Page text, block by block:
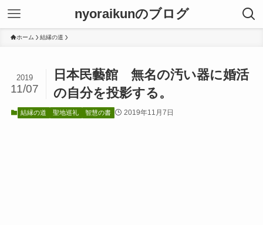
nyoraikunのブログ
ホーム 結縁の道
日本民藝館 無名の汚い器に婚活
の自分を投影する。
2019
11/07
結縁の道 聖地巡礼 智慧の書 2019年11月7日